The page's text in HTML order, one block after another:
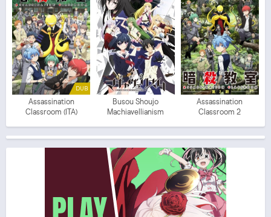
DUB
Assassination
Classroom (ITA)
Busou Shoujo
Machiavellianism
Assassination
Classroom 2